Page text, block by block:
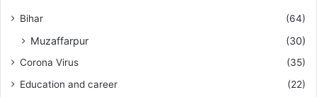
Bihar (64)
Muzaffarpur (30)
Corona Virus
(35)
Education and career
(22)